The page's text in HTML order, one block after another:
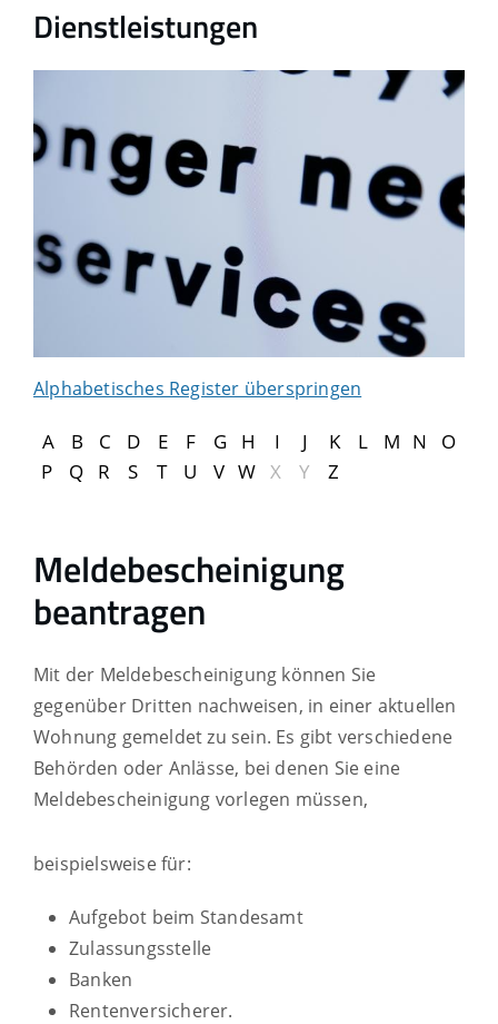
Dienstleistungen
Alphabetisches Register überspringen
A B C D E F G H I J K L M N
O
P
Q R S T U V W X Y Z
Meldebescheinigung
beantragen
Mit der Meldebescheinigung können Sie
gegenüber Dritten nachweisen, in einer aktuellen
Wohnung gemeldet zu sein. Es gibt verschiedene
Behörden oder Anlässe, bei denen Sie eine
Meldebescheinigung vorlegen müssen,
beispielsweise für:
Aufgebot beim Standesamt
Zulassungsstelle
Banken
Rentenversicherer.